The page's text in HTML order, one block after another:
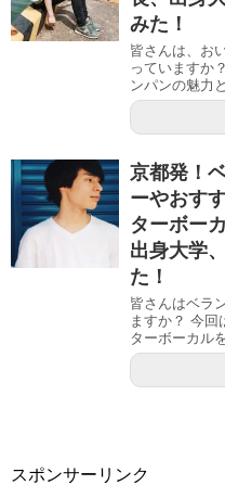
みた！
皆さんは、お
っていますか
ンパンの魅力
京都発！
ーやおす
ターボー
出身大学
た！
皆さんはベラ
ますか？ 今
ターボーカル
スポンサーリンク